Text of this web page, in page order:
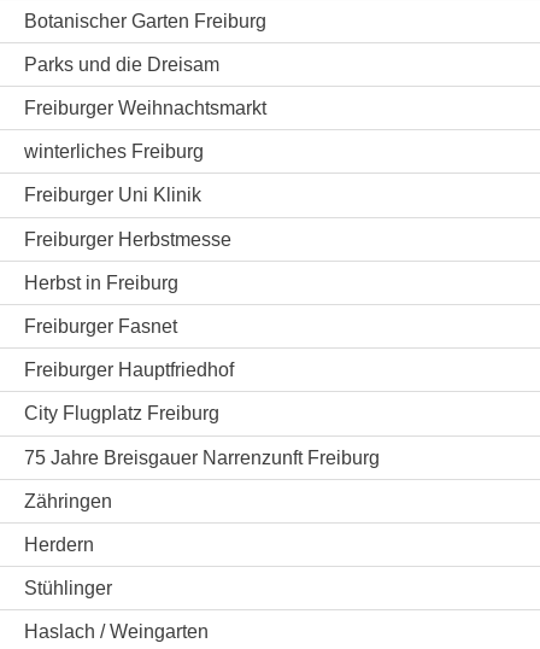
Botanischer Garten Freiburg
Parks und die Dreisam
Freiburger Weihnachtsmarkt
winterliches Freiburg
Freiburger Uni Klinik
Freiburger Herbstmesse
Herbst in Freiburg
Freiburger Fasnet
Freiburger Hauptfriedhof
City Flugplatz Freiburg
75 Jahre Breisgauer Narrenzunft Freiburg
Zähringen
Herdern
Stühlinger
Haslach / Weingarten